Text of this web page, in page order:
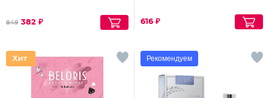
849 382 ₽ 616 ₽
Рекомендуем